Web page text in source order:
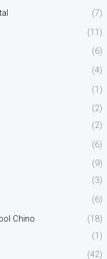
(7)
(11)
(6)
(4)
(1)
(2)
(2)
(6)
(9)
(3)
(6)
Chino
(18)
(1)
(42)